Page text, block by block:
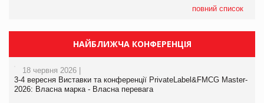
повний список
НАЙБЛИЖЧА КОНФЕРЕНЦІЯ
18 червня 2026 |
3-4 вересня Виставки та конференції PrivateLabel&FMCG Master-
2026: Власна марка - Власна перевага